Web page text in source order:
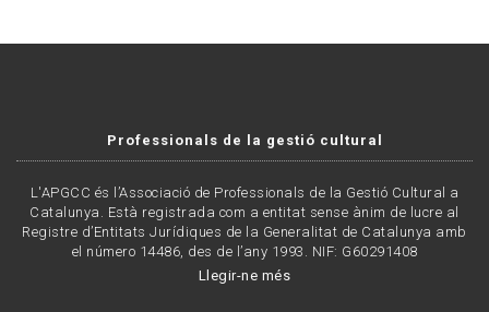
Professionals de la gestió cultural
L'APGCC és l’Associació de Professionals de la Gestió Cultural a
Catalunya. Està registrada com a entitat sense ànim de lucre al
Registre d’Entitats Jurídiques de la Generalitat de Catalunya amb
el número 14486, des de l’any 1993. NIF: G60291408
Llegir-ne més